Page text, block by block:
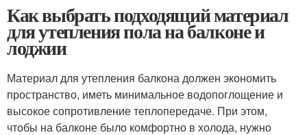
Как выбрать подходящий материал
для утепления пола на балконе и
лоджии
Материал для утепления балкона должен экономить
пространство, иметь минимальное водопоглощение и
высокое сопротивление теплопередаче. При этом,
чтобы на балконе было комфортно в холода, нужно